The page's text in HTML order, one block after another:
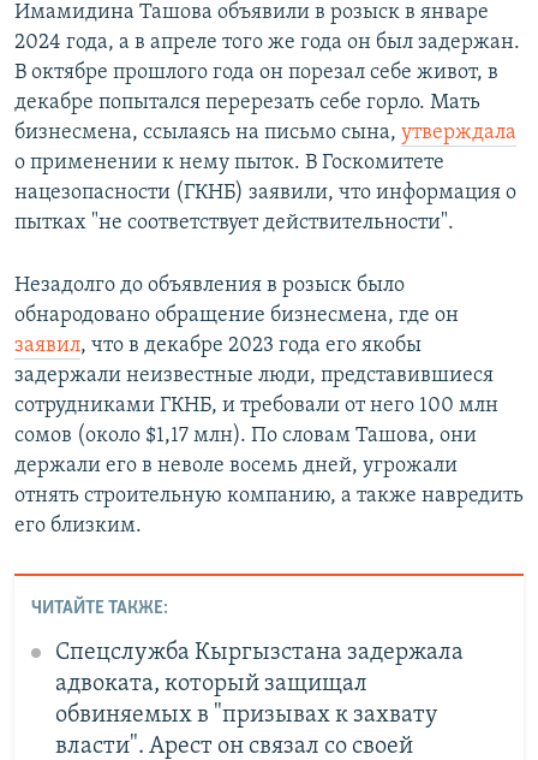
Имамидина Ташова объявили в розыск в январе
2024 года, а в апреле того же года он был задержан.
В октябре прошлого года он порезал себе живот, в
декабре попытался перерезать себе горло. Мать
бизнесмена, ссылаясь на письмо сына, утверждала
о применении к нему пыток. В Госкомитете
нацезопасности (ГКНБ) заявили, что информация о
пытках "не соответствует действительности".
Незадолго до объявления в розыск было
обнародовано обращение бизнесмена, где он
заявил, что в декабре 2023 года его якобы
задержали неизвестные люди, представившиеся
сотрудниками ГКНБ, и требовали от него 100 млн
сомов (около $1,17 млн). По словам Ташова, они
держали его в неволе восемь дней, угрожали
отнять строительную компанию, а также навредить
его близким.
ЧИТАЙТЕ ТАКЖЕ:
Спецслужба Кыргызстана задержала
адвоката, который защищал
обвиняемых в "призывах к захвату
власти". Арест он связал со своей